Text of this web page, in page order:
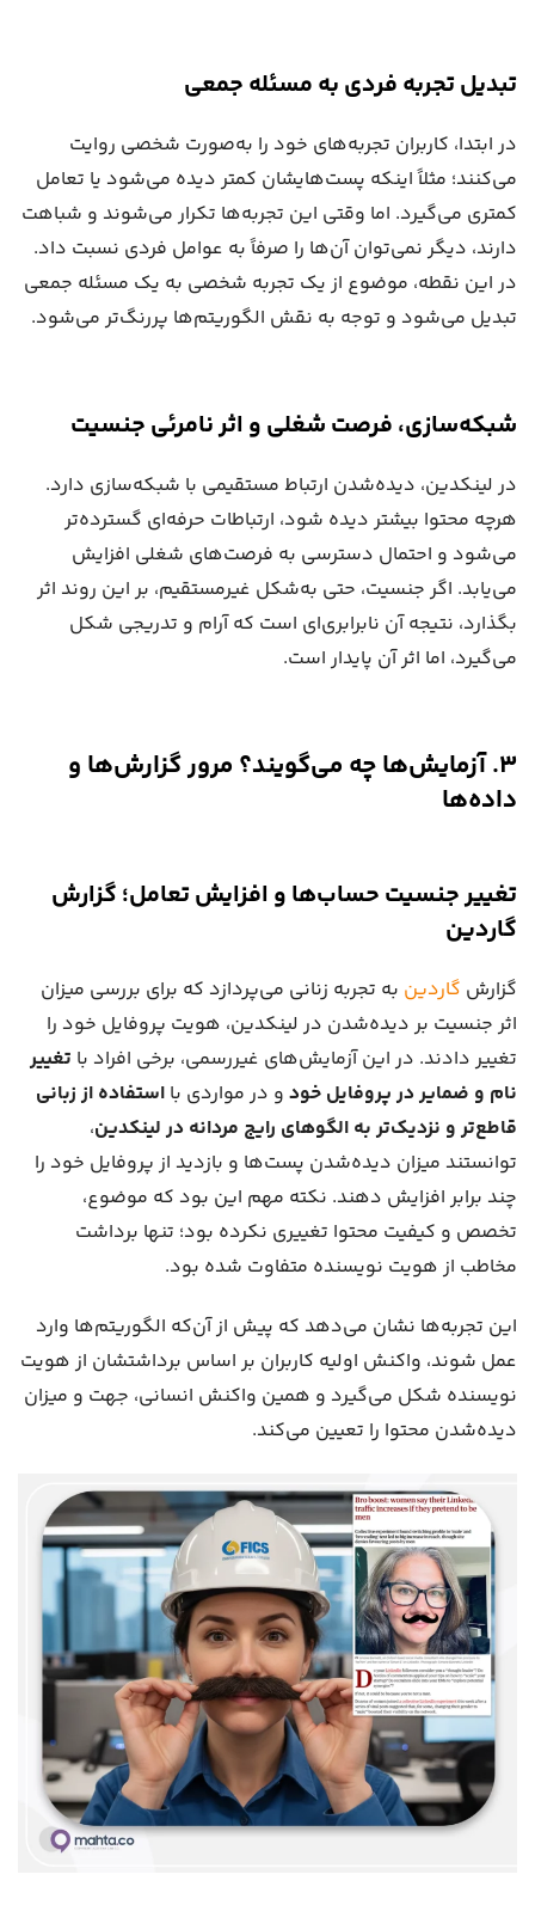
تبدیل تجربه فردی به مسئله جمعی
در ابتدا، کاربران تجربه‌های خود را به‌صورت شخصی روایت
می‌کنند؛ مثلاً اینکه پست‌هایشان کمتر دیده می‌شود یا تعامل
کمتری می‌گیرد. اما وقتی این تجربه‌ها تکرار می‌شوند و شباهت
دارند، دیگر نمی‌توان آن‌ها را صرفاً به عوامل فردی نسبت داد.
در این نقطه، موضوع از یک تجربه شخصی به یک مسئله جمعی
تبدیل می‌شود و توجه به نقش الگوریتم‌ها پررنگ‌تر می‌شود.
شبکه‌سازی، فرصت شغلی و اثر نامرئی جنسیت
در لینکدین، دیده‌شدن ارتباط مستقیمی با شبکه‌سازی دارد.
هرچه محتوا بیشتر دیده شود، ارتباطات حرفه‌ای گسترده‌تر
می‌شود و احتمال دسترسی به فرصت‌های شغلی افزایش
می‌یابد. اگر جنسیت، حتی به‌شکل غیرمستقیم، بر این روند اثر
بگذارد، نتیجه آن نابرابری‌ای است که آرام و تدریجی شکل
می‌گیرد، اما اثر آن پایدار است.
۳. آزمایش‌ها چه می‌گویند؟ مرور گزارش‌ها و
داده‌ها
تغییر جنسیت حساب‌ها و افزایش تعامل؛ گزارش
گاردین
گزارش گاردین به تجربه زنانی می‌پردازد که برای بررسی میزان
اثر جنسیت بر دیده‌شدن در لینکدین، هویت پروفایل خود را
تغییر دادند. در این آزمایش‌های غیررسمی، برخی افراد با تغییر
نام و ضمایر در پروفایل خود و در مواردی با استفاده از زبانی
قاطع‌تر و نزدیک‌تر به الگوهای رایج مردانه در لینکدین،
توانستند میزان دیده‌شدن پست‌ها و بازدید از پروفایل خود را
چند برابر افزایش دهند. نکته مهم این بود که موضوع،
تخصص و کیفیت محتوا تغییری نکرده بود؛ تنها برداشت
مخاطب از هویت نویسنده متفاوت شده بود.
این تجربه‌ها نشان می‌دهد که پیش از آن‌که الگوریتم‌ها وارد
عمل شوند، واکنش اولیه کاربران بر اساس برداشتشان از هویت
نویسنده شکل می‌گیرد و همین واکنش انسانی، جهت و میزان
دیده‌شدن محتوا را تعیین می‌کند.